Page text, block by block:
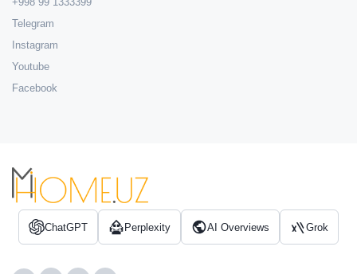
Telegram
Instagram
Youtube
Facebook
ChatGPT Perplexity AI Overviews Grok